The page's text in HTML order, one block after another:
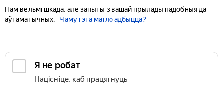
Нам вельмі шкада, але запыты з вашай прылады падобныя да
аўтаматычных.
Чаму гэта магло адбыцца?
Я не робат
Націсніце, каб працягнуць